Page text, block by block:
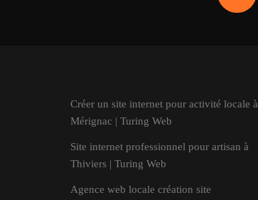
Créer un site internet pour activité locale à
Mérignac | Turing Web
Site internet professionnel pour artisan à
Thiviers | Turing Web
Agence web locale création site